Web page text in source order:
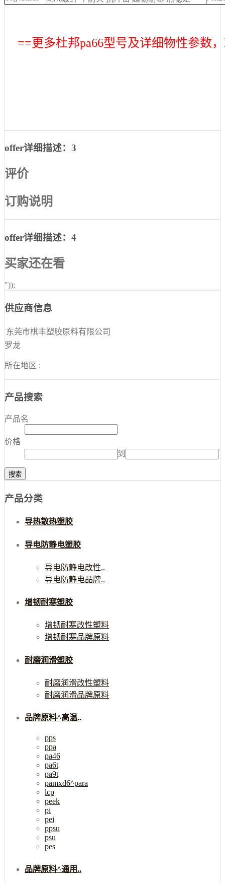
==更多杜邦pa66型号及详细物性参数
offer详细描述：3
评价
订购说明
offer详细描述：4
买家还在看
"));
供应商信息
东莞市棋丰塑胶原料有限公司
罗龙
所在地区 :
产品搜索
产品名
价格
到
产品分类
导热散热塑胶
导电防静电塑胶
导电防静电改性..
导电防静电品牌..
增韧耐寒塑胶
增韧耐寒改性塑料
增韧耐寒品牌原料
耐磨润滑塑胶
耐磨润滑改性塑料
耐磨润滑品牌原料
品牌原料^高温..
pps
ppa
pa46
pa6t
pa9t
pamxd6^para
lcp
peek
pi
pei
ppsu
psu
pes
品牌原料^通用..